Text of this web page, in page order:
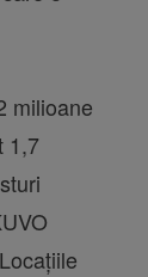
milioane
1,7